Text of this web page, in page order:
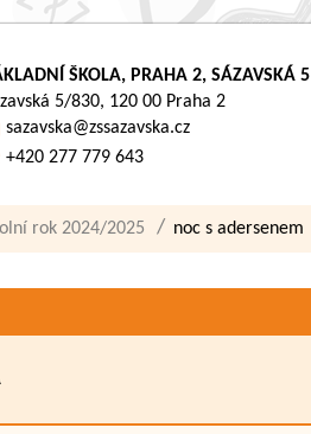
ŠKOLA, PRAHA 2, SÁZAVSKÁ 5
5/830, 120 00 Praha 2
sazavska@zssazavska.cz
+420 277 779 643
rok 2024/2025 noc s adersenem